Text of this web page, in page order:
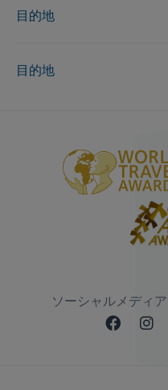
目的地
目的地
ソーシャルメディ